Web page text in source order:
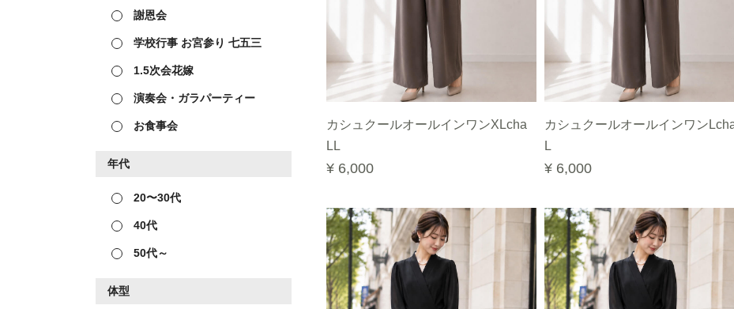
謝恩会
学校行事 お宮参り 七五三
1.5次会花嫁
演奏会・ガラパーティー
お食事会
年代
20〜30代
40代
50代～
体型
カシュクールオールインワンXLcha
LL
¥ 6,000
カシュクールオールインワン
L
¥ 6,000